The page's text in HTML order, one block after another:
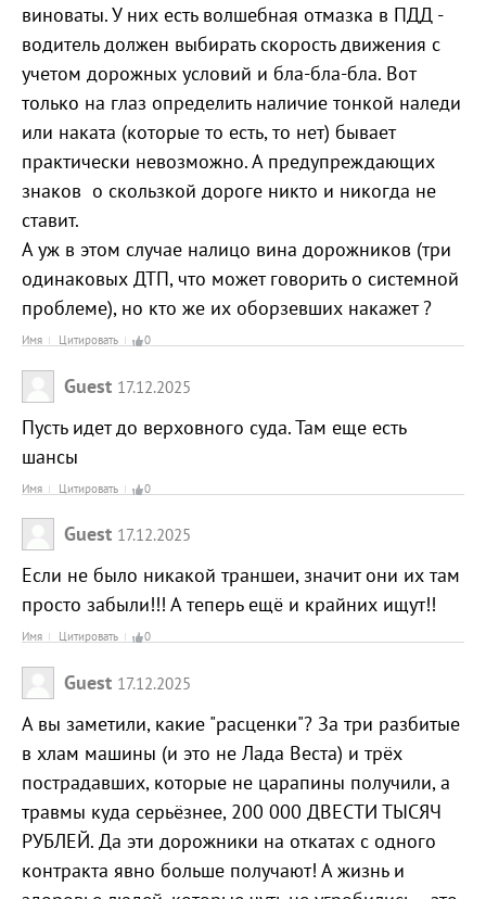
виноваты. У них есть волшебная отмазка в ПДД -
водитель должен выбирать скорость движения с
учетом дорожных условий и бла-бла-бла. Вот
только на глаз определить наличие тонкой наледи
или наката (которые то есть, то нет) бывает
практически невозможно. А предупреждающих
знаков о скользкой дороге никто и никогда не
ставит.
А уж в этом случае налицо вина дорожников (три
одинаковых ДТП, что может говорить о системной
проблеме), но кто же их оборзевших накажет ?
Имя Цитировать 0
Guest 17.12.2025
Пусть идет до верховного суда. Там еще есть
шансы
Имя Цитировать 0
Guest 17.12.2025
Если не было никакой траншеи, значит они их там
просто забыли!!! А теперь ещё и крайних ищут!!
Имя Цитировать 0
Guest 17.12.2025
А вы заметили, какие "расценки"? За три разбитые
в хлам машины (и это не Лада Веста) и трёх
пострадавших, которые не царапины получили, а
травмы куда серьёзнее, 200 000 ДВЕСТИ ТЫСЯЧ
РУБЛЕЙ. Да эти дорожники на откатах с одного
контракта явно больше получают! А жизнь и